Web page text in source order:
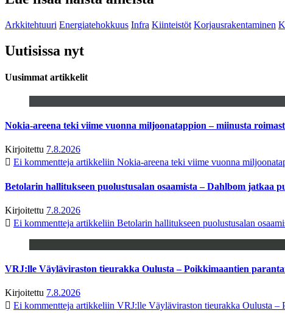
Arkkitehtuuri Energiatehokkuus Infra Kiinteistöt Korjausrakentaminen
Uutisissa nyt
Uusimmat artikkelit
Nokia-areena teki viime vuonna miljoonatappion – miinusta
Kirjoitettu 7.8.2026
Ei kommentteja artikkeliin Nokia-areena teki viime vuonna
Betolarin hallitukseen puolustusalan osaamista – Dahlbom jatkaa
Kirjoitettu 7.8.2026
Ei kommentteja artikkeliin Betolarin hallitukseen puolustusalan
VRJ:lle Väyläviraston tieurakka Oulusta – Poikkimaantien
Kirjoitettu 7.8.2026
Ei kommentteja artikkeliin VRJ:lle Väyläviraston tieurakka Oulusta –